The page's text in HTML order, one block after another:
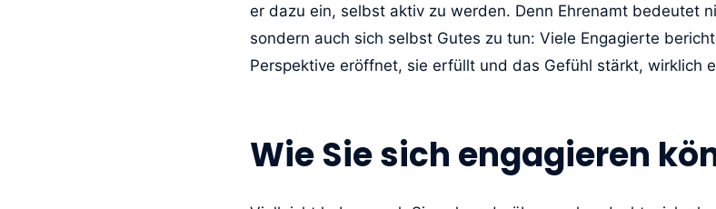
er dazu ein, selbst aktiv zu werden. Denn Ehrenamt bedeutet
sondern auch sich selbst Gutes zu tun: Viele Engagierte
Perspektive eröffnet, sie erfüllt und das Gefühl stärkt, wirklich
Wie Sie sich engagieren